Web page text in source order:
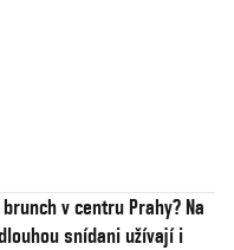
v centru Prahy? Na
snídani užívají i